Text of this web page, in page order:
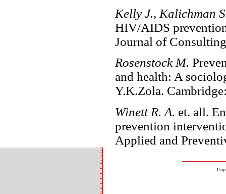
Kelly J., Kalichman
HIV/AIDS
Journal of
Rosenstock M.
and health: A
Y.K.Zola.
Winett R. A. et. all.
prevention
Applied and